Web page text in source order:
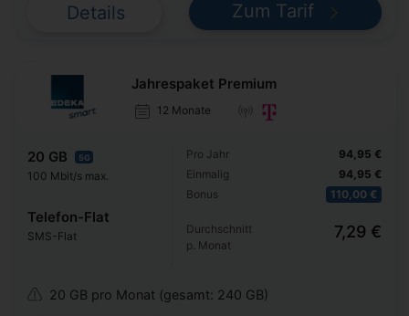
Details Zum Tarif
Jahrespaket Premium
12 Monate
20 GB 5G
100 Mbit/s max.
Telefon-Flat
SMS-Flat
Pro Jahr
Einmalig
Bonus
94,95 €
94,95 €
110,00 €
Durchschnitt
p. Monat
7,29 €
20 GB pro Monat (gesamt: 240 GB)